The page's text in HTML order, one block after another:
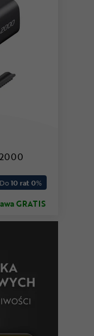
Do10 rat 0%
GRATIS